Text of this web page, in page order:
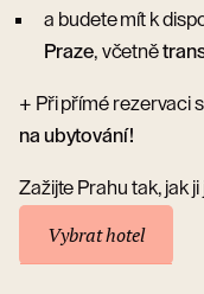
a budete mít k
Praze, včetně
+ Při přímé rezervaci
na ubytování!
Zažijte Prahu tak, jak
Vybrat hotel